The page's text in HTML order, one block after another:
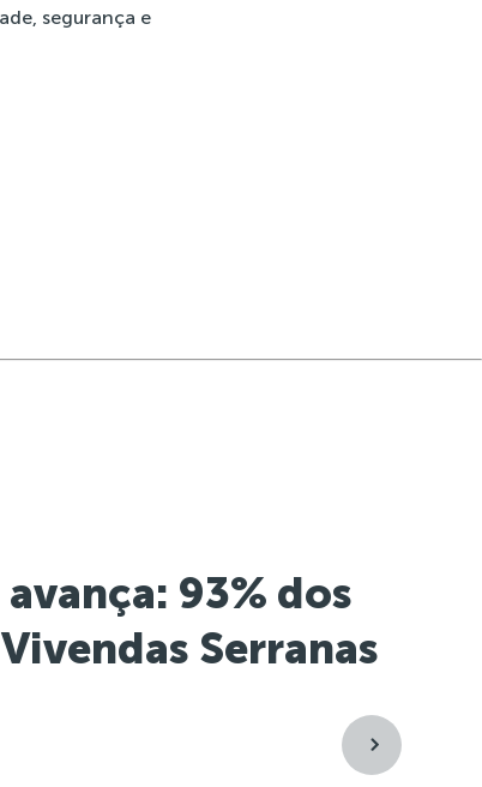
segurança e
93% dos
Serranas